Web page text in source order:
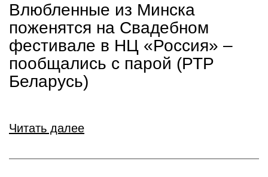
Влюбленные из Минска
поженятся на Свадебном
фестивале в НЦ «Россия» –
пообщались с парой (РТР
Беларусь)
Читать далее